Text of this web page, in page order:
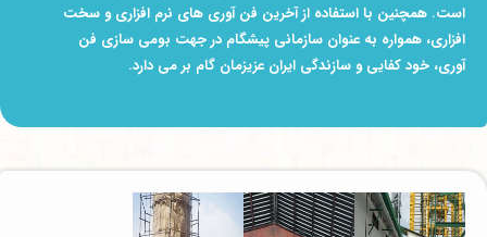
است. همچنین با استفاده از آخرین فن آوری های نرم افزاری و سخت
افزاری، همواره به عنوان سازمانی پیشگام در جهت بومی سازی فن
آوری، خود کفایی و سازندگی ایران عزیزمان گام بر می دارد.